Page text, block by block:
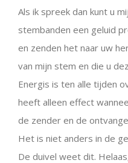
Als ik spreek dan kunt u
stembanden een geluid
en zenden het naar uw
van mijn stem en die u
Energis is ten alle tijden
heeft alleen effect
de zender en de
Het is niet anders in de
De duivel weet dit.